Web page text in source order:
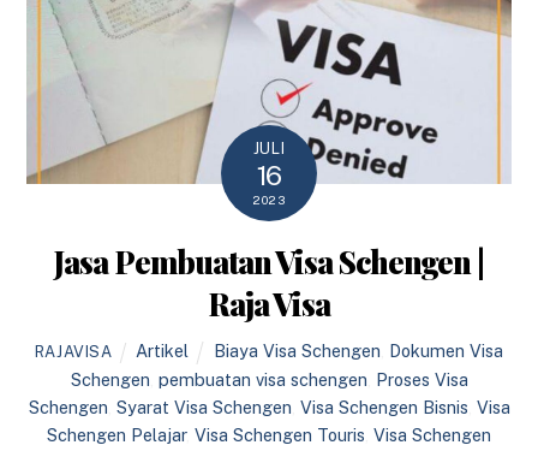
JULI
16
2023
Jasa Pembuatan Visa Schengen |
Raja Visa
RAJAVISA Artikel Biaya Visa Schengen Dokumen Visa
Schengen pembuatan visa schengen Proses Visa
Schengen Syarat Visa Schengen Visa Schengen Bisnis Visa
Schengen Pelajar, Visa Schengen Touris Visa Schengen